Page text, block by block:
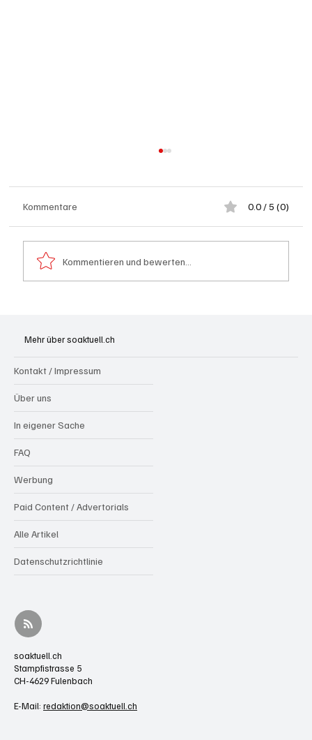
Schulanfang: Achtung Kinder
Kommentare 0.0 / 5 (0)
Kommentieren und bewerten...
Mehr über soaktuell.ch
Kontakt / Impressum
Über uns
In eigener Sache
FAQ
Werbung
Paid Content / Advertorials
Alle Artikel
Datenschutzrichtlinie
soaktuell.ch
Stampfistrasse 5
CH-4629 Fulenbach
E-Mail: redaktion@soaktuell.ch